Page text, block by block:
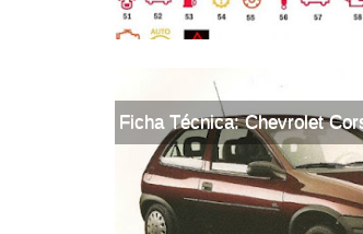
Ficha Técnica: Chevrolet